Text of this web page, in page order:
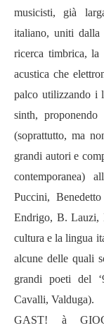
musicisti, già
italiano, uniti dalla
ricerca timbrica, la
acustica che
palco utilizzando i
sinth,
(soprattutto, ma
grandi autori e
contemporanea)
Puccini,
Endrigo, B. Lauzi,
cultura e la lingua
alcune delle quali
grandi poeti del ‘
Cavalli, Valduga).
GAST! à